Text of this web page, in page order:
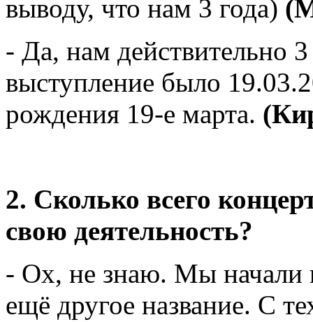
выводу, что нам 3 года)
- Да, нам действительно 3
выступление было
рождения 19-е марта.
2. Сколько всего
свою деятельность?
- Ох, не знаю. Мы начали
ещё другое название. С